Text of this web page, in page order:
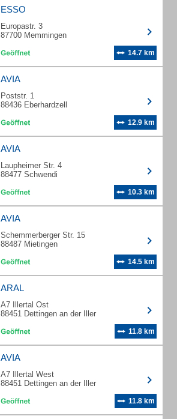
ESSO
Europastr. 3
87700 Memmingen
14.7 km
AVIA
Poststr. 1
88436 Eberhardzell
12.9 km
AVIA
Laupheimer Str. 4
88477 Schwendi
10.3 km
AVIA
Schemmerberger Str. 15
88487 Mietingen
14.5 km
ARAL
A7 Illertal Ost
88451 Dettingen an der Iller
11.8 km
AVIA
A7 Illertal West
88451 Dettingen an der Iller
11.8 km